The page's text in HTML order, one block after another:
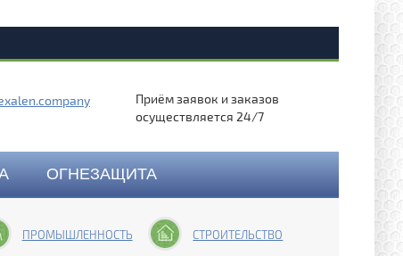
Приём заявок и заказов
осуществляется 24/7
ОГНЕЗАЩИТА
ПРОМЫШЛЕННОСТЬ СТРОИТЕЛЬСТВО